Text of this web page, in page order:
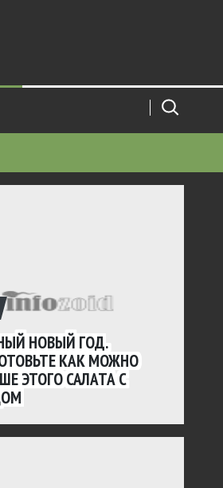
НОВЫЙ ГОД.
КАК МОЖНО
ЭТОГО САЛАТА С